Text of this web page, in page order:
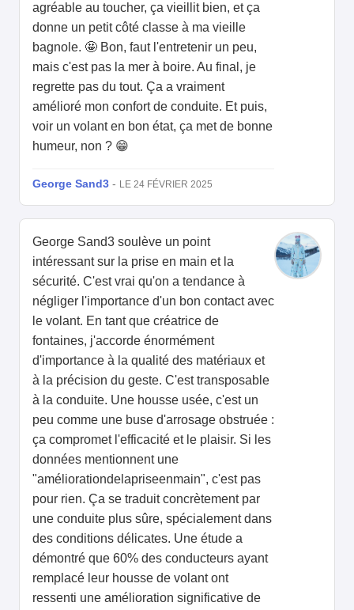
agréable au toucher, ça vieillit bien, et ça
donne un petit côté classe à ma vieille
bagnole. 🤩 Bon, faut l'entretenir un peu,
mais c'est pas la mer à boire. Au final, je
regrette pas du tout. Ça a vraiment
amélioré mon confort de conduite. Et puis,
voir un volant en bon état, ça met de bonne
humeur, non ? 😁
George Sand3 - LE 24 FÉVRIER 2025
George Sand3 soulève un point
intéressant sur la prise en main et la
sécurité. C'est vrai qu'on a tendance à
négliger l'importance d'un bon contact avec
le volant. En tant que créatrice de
fontaines, j'accorde énormément
d'importance à la qualité des matériaux et
à la précision du geste. C'est transposable
à la conduite. Une housse usée, c'est un
peu comme une buse d'arrosage obstruée :
ça compromet l'efficacité et le plaisir. Si les
données mentionnent une
"améliorationdelapriseenmain", c'est pas
pour rien. Ça se traduit concrètement par
une conduite plus sûre, spécialement dans
des conditions délicates. Une étude a
démontré que 60% des conducteurs ayant
remplacé leur housse de volant ont
ressenti une amélioration significative de